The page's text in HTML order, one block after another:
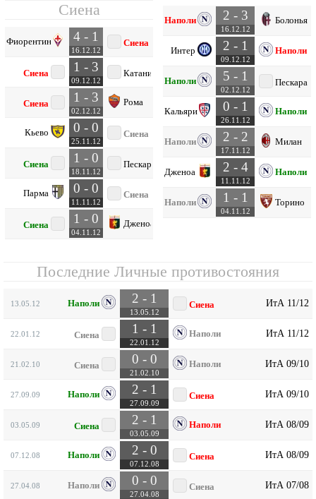
Сиена
Фиорентина 4 - 1
16.12.12
Сиена
Сиена 1 - 3
09.12.12
Катания
Сиена 1 - 3
02.12.12
Рома
Кьево 0 - 0
25.11.12
Сиена
Сиена 1 - 0
18.11.12
Пескара
Парма 0 - 0
11.11.12
Сиена
Сиена 1 - 0
04.11.12
Дженоа
Наполи 2 - 3
16.12.12
Болонья
Интер 2 - 1
09.12.12
Наполи
Наполи 5 - 1
02.12.12
Пескара
Кальяри 0 - 1
26.11.12
Наполи
Наполи 2 - 2
17.11.12
Милан
Дженоа 2 - 4
11.11.12
Наполи
Наполи 1 - 1
04.11.12
Торино
Последние Личные противостояния
13.05.12 Наполи 2 - 1
13.05.12
Сиена ИтА 11/12
22.01.12 Сиена 1 - 1
22.01.12
Наполи ИтА 11/12
21.02.10 Сиена 0 - 0
21.02.10
Наполи ИтА 09/10
27.09.09 Наполи 2 - 1
27.09.09
Сиена ИтА 09/10
03.05.09 Сиена 2 - 1
03.05.09
Наполи ИтА 08/09
07.12.08 Наполи 2 - 0
07.12.08
Сиена ИтА 08/09
27.04.08 Наполи 0 - 0
27.04.08
Сиена ИтА 07/08